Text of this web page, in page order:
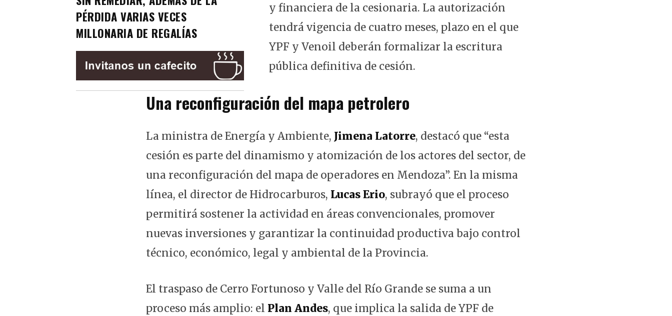
PÉRDIDA VARIAS VECES
MILLONARIA DE REGALÍAS
y financiera de la cesionaria. La autorización
tendrá vigencia de cuatro meses, plazo en el que
YPF y Venoil deberán formalizar la escritura
pública definitiva de cesión.
Una reconfiguración del mapa petrolero
La ministra de Energía y Ambiente, Jimena Latorre, destacó que “esta
cesión es parte del dinamismo y atomización de los actores del sector, de
una reconfiguración del mapa de operadores en Mendoza”. En la misma
línea, el director de Hidrocarburos, Lucas Erio, subrayó que el proceso
permitirá sostener la actividad en áreas convencionales, promover
nuevas inversiones y garantizar la continuidad productiva bajo control
técnico, económico, legal y ambiental de la Provincia.
El traspaso de Cerro Fortunoso y Valle del Río Grande se suma a un
proceso más amplio: el Plan Andes, que implica la salida de YPF de